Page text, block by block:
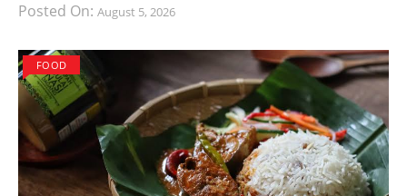
Posted On: August 5, 2026
FOOD